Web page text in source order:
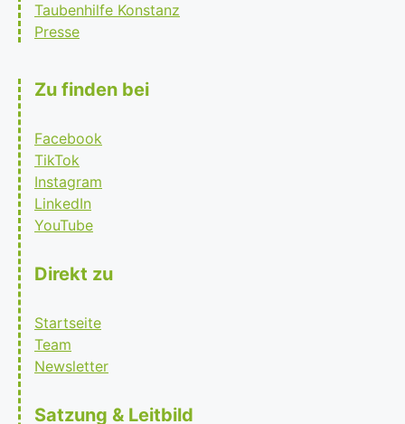
Taubenhilfe Konstanz
Presse
Zu finden bei
Facebook
TikTok
Instagram
LinkedIn
YouTube
Direkt zu
Startseite
Team
Newsletter
Satzung & Leitbild